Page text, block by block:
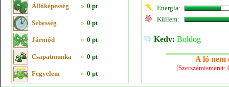
Állóképesség » 0 pt
Sebesség » 0 pt
Jármód » 0 pt
Csapatmunka » 0 pt
Fegyelem » 0 pt
Energia:
Küllem:
Kedv: Boldog
A ló nem